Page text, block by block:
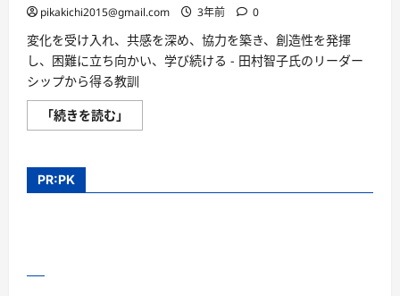
っ
輝
か
せ
よ
う！
に
い
読
pikakichi2015@gmail.com 3年前 0
変化を受け入れ、共感を深め、協力を築き、創造性を発揮
し、困難に立ち向かい、学び続ける - 田村智子氏のリーダー
シップから得る教訓
「続きを読む」
村
日
PR:PK